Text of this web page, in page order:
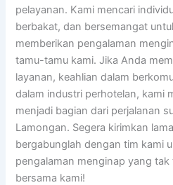
pelayanan. Kami mencari
berbakat, dan bersemangat
memberikan pengalaman
tamu-tamu kami. Jika Anda
layanan, keahlian dalam
dalam industri perhotelan, kami
menjadi bagian dari perjalanan
Lamongan. Segera kirimkan
bergabunglah dengan tim kami
pengalaman menginap yang
bersama kami!